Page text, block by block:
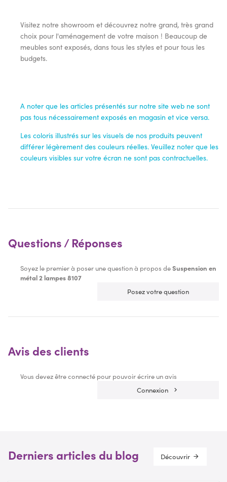
Visitez notre showroom et découvrez notre grand, très grand
choix pour l'aménagement de votre maison ! Beaucoup de
meubles sont exposés, dans tous les styles et pour tous les
budgets.
A noter que les articles présentés sur notre site web ne sont
pas tous nécessairement exposés en magasin et vice versa.
Les coloris illustrés sur les visuels de nos produits peuvent
différer légèrement des couleurs réelles. Veuillez noter que les
couleurs visibles sur votre écran ne sont pas contractuelles.
Questions / Réponses
Soyez le premier à poser une question à propos deSuspension en
métal 2 lampes 8107
Posez votre question
Avis des clients
Vous devez être connecté pour pouvoir écrire un avis
Connexion
Derniers articles du blog Découvrir